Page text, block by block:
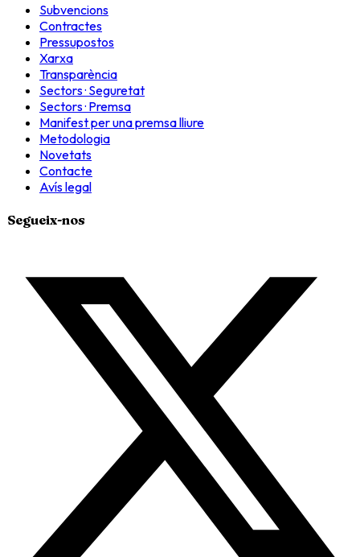
Subvencions
Contractes
Pressupostos
Xarxa
Transparència
Sectors · Seguretat
Sectors · Premsa
Manifest per una premsa lliure
Metodologia
Novetats
Contacte
Avís legal
Segueix-nos